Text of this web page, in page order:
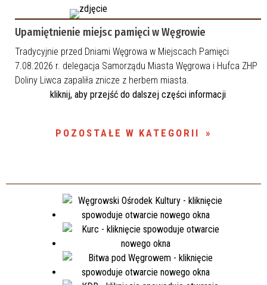
Upamiętnienie miejsc pamięci w Węgrowie
Tradycyjnie przed Dniami Węgrowa w Miejscach Pamięci
7.08.2026 r. delegacja Samorządu Miasta Węgrowa i Hufca ZHP
Doliny Liwca zapaliła znicze z herbem miasta.
kliknij, aby przejść do dalszej części informacji
POZOSTAŁE W KATEGORII